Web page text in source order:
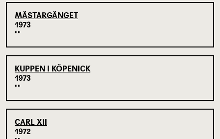
MÄSTARGÄNGET
1973
KUPPEN I KÖPENICK
1973
CARL XII
1972